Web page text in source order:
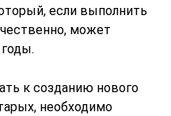
если выполнить
может
к созданию нового
необходимо